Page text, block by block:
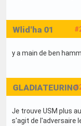
Wlid'ha 01
y a main de ben
GLADIATEURINO
Je trouve USM plus
s'agit de l'adversaire